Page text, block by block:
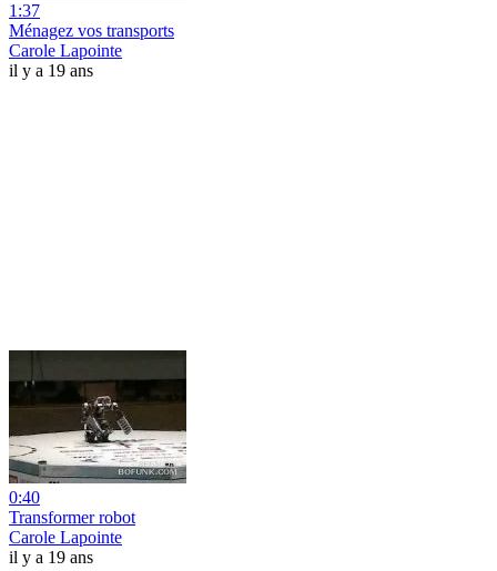
1:37
Ménagez vos transports
Carole Lapointe
il y a 19 ans
0:40
Transformer robot
Carole Lapointe
il y a 19 ans